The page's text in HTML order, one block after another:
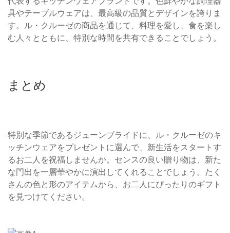
具やテーブルウェアは、最高級の品質とデザインを誇りま
す。ル・クルーゼの商品を通じて、料理を愛し、食を楽し
む人々とともに、特別な時間を共有できることでしょう。
まとめ
特別な季節であるジューンブライドに、ル・クルーゼのキ
ッチンウェアをプレゼントに選んで、新生活をスタートす
るお二人を祝福しませんか。センスの良い贈り物は、新た
な門出を一層華やかに演出してくれることでしょう。たく
さんの色と形のアイテムから、お二人にぴったりのギフト
を見つけてください。